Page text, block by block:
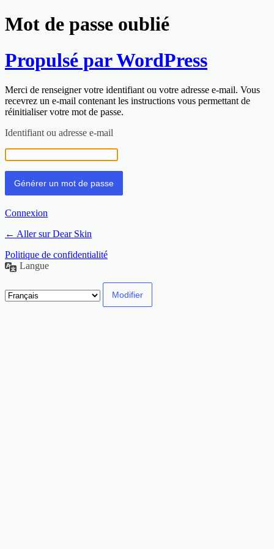
Mot de passe oublié
Propulsé par WordPress
Merci de renseigner votre identifiant ou votre adresse e-mail. Vous
recevrez un e-mail contenant les instructions vous permettant de
réinitialiser votre mot de passe.
Identifiant ou adresse e-mail
Connexion
← Aller sur Dear Skin
Politique de confidentialité
Langue